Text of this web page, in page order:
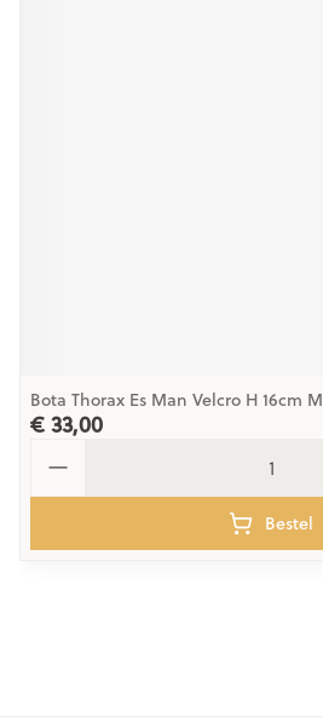
Bota Thorax Es Man Velcro H 16cm M
€ 33,00
Bestel